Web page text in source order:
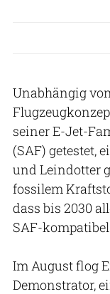
Unabhängig
seiner E-Jet-
(SAF) getestet,
und Leindotter
fossilem
dass bis 2030
SAF-
Im August flog
Demonstrator,